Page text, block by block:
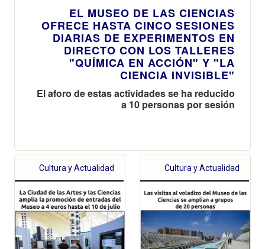
EL MUSEO DE LAS CIENCIAS
OFRECE HASTA CINCO SESIONES
DIARIAS DE EXPERIMENTOS EN
DIRECTO CON LOS TALLERES
"QUÍMICA EN ACCIÓN" Y "LA
CIENCIA INVISIBLE"
El aforo de estas actividades se ha reducido
a 10 personas por sesión
Cultura y Actualidad Cultura y Actualidad